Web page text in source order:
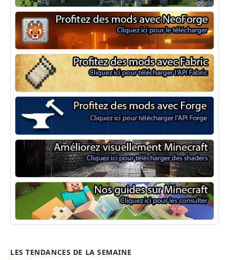
Optifine
NeoForge
Minecraft Fabric
Minecraft Forge
Shaders Minecraft
Guide Minecraft
LES TENDANCES DE LA SEMAINE